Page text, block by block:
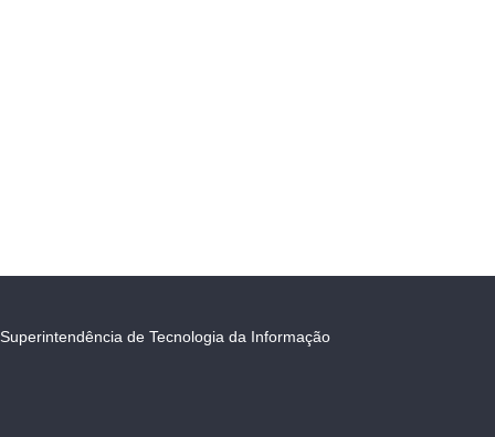
Superintendência de Tecnologia da Informação